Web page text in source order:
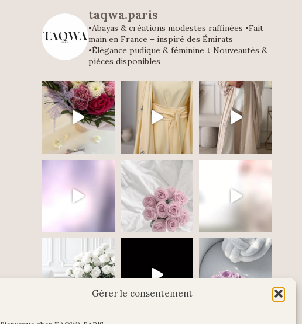
Gérer le consentement
taqwa.paris
•Abayas & créations modestes raffinées •Fait
main en France – inspiré des Émirats
•Élégance pudique & féminine ↓ Nouveautés &
pièces disponibles